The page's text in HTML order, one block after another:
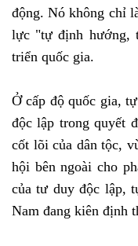
động. Nó không chỉ
lực "tự định hướng,
triển quốc gia.
Ở cấp độ quốc gia,
độc lập trong quyết
cốt lõi của dân tộc,
hội bên ngoài cho
của tư duy độc lập,
Nam đang kiên định